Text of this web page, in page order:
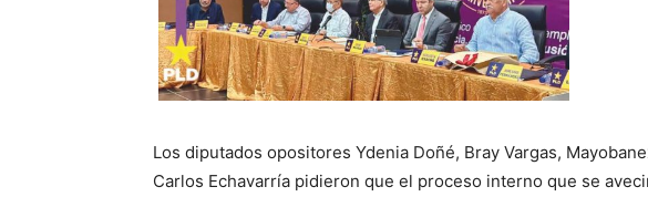
Los diputados opositores Ydenia Doñé, Bray Vargas,
Carlos Echavarría pidieron que el proceso interno que se